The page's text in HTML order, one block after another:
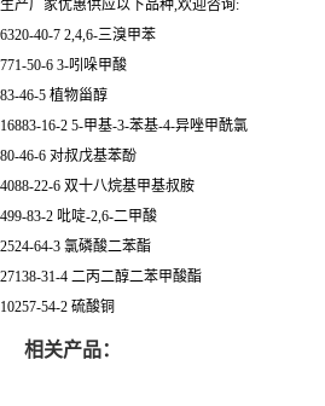
生产厂家优惠供应以下品种,欢迎咨询:
6320-40-7 2,4,6-三溴甲苯
771-50-6 3-吲哚甲酸
83-46-5 植物甾醇
16883-16-2 5-甲基-3-苯基-4-异唑甲酰氯
80-46-6 对叔戊基苯酚
4088-22-6 双十八烷基甲基叔胺
499-83-2 吡啶-2,6-二甲酸
2524-64-3 氯磷酸二苯酯
27138-31-4 二丙二醇二苯甲酸酯
10257-54-2 硫酸铜
相关产品：